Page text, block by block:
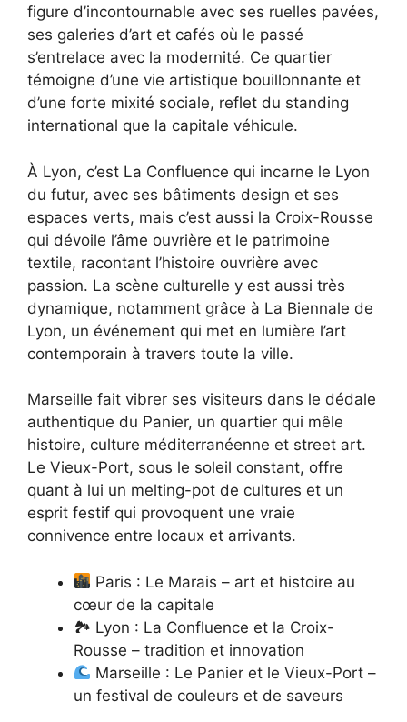
figure d’incontournable avec ses ruelles pavées,
ses galeries d’art et cafés où le passé
s’entrelace avec la modernité. Ce quartier
témoigne d’une vie artistique bouillonnante et
d’une forte mixité sociale, reflet du standing
international que la capitale véhicule.
À Lyon, c’est La Confluence qui incarne le Lyon
du futur, avec ses bâtiments design et ses
espaces verts, mais c’est aussi la Croix-Rousse
qui dévoile l’âme ouvrière et le patrimoine
textile, racontant l’histoire ouvrière avec
passion. La scène culturelle y est aussi très
dynamique, notamment grâce à La Biennale de
Lyon, un événement qui met en lumière l’art
contemporain à travers toute la ville.
Marseille fait vibrer ses visiteurs dans le dédale
authentique du Panier, un quartier qui mêle
histoire, culture méditerranéenne et street art.
Le Vieux-Port, sous le soleil constant, offre
quant à lui un melting-pot de cultures et un
esprit festif qui provoquent une vraie
connivence entre locaux et arrivants.
Paris : Le Marais – art et histoire au
cœur de la capitale
🏞 Lyon : La Confluence et la Croix-
Rousse – tradition et innovation
Marseille : Le Panier et le Vieux-Port –
un festival de couleurs et de saveurs